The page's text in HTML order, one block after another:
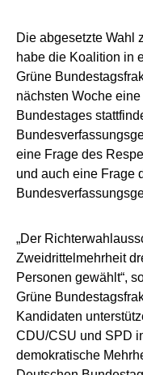
Die abgesetzte Wahl
habe die Koalition in
Grüne
nächsten Woche
Bundestages
eine Frage des
und auch eine Frage
„Der
Zweidrittelmehrheit
Personen gewählt“,
Grüne
Kandidaten
CDU/CSU und SPD
demokratische